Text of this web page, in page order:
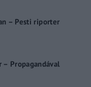
– Pesti riporter
– Propagandával